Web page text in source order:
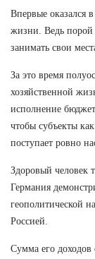
Впервые оказался
жизни. Ведь порой
занимать свои
За это время
хозяйственной
исполнение
чтобы субъекты
поступает ровно
Здоровый человек
Германия
геополитической
Россией.
Сумма его